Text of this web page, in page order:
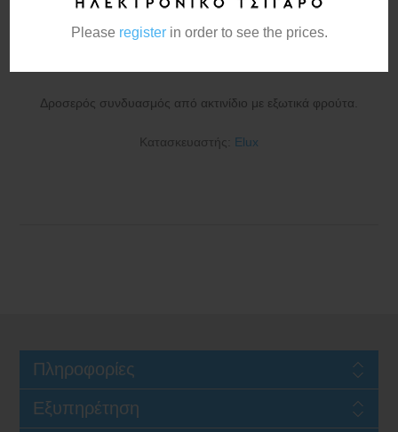
Please registerin order to see the prices.
Elux Kiwi Passion Fruit
Guava Salt 20mg 10ml
Δροσερός συνδυασμός από ακτινίδιο με εξωτικά φρούτα.
Κατασκευαστής: Elux
Πληροφορίες
Εξυπηρέτηση